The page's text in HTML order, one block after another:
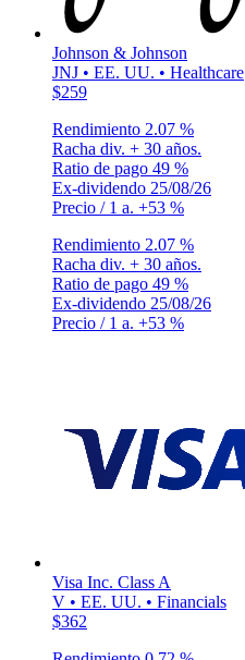
Johnson & Johnson
JNJ • EE. UU. • Healthcare
$259
Rendimiento 2.07 %
Racha div. + 30 años.
Ratio de pago 49 %
Ex-dividendo 25/08/26
Precio / 1 a. +53 %
Rendimiento 2.07 %
Racha div. + 30 años.
Ratio de pago 49 %
Ex-dividendo 25/08/26
Precio / 1 a. +53 %
Visa Inc. Class A
V • EE. UU. • Financials
$362